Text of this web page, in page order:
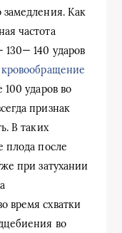
замедления. Как
частота
130— 140 ударов
ударов во
признак
В таких
плода после
при затухании
время схватки
во